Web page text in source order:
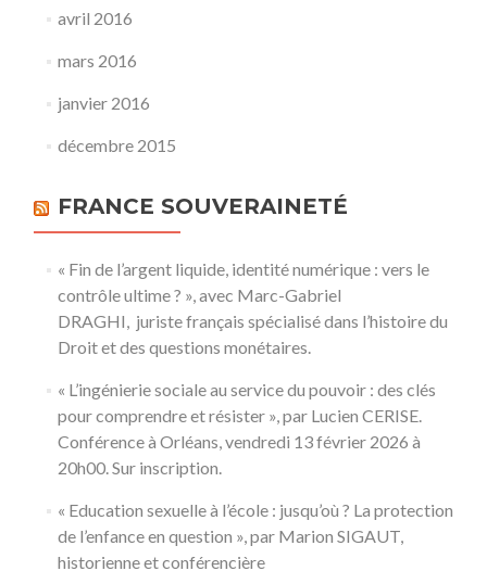
avril 2016
mars 2016
janvier 2016
décembre 2015
FRANCE SOUVERAINETÉ
« Fin de l’argent liquide, identité numérique : vers le
contrôle ultime ? », avec Marc-Gabriel
DRAGHI, juriste français spécialisé dans l’histoire du
Droit et des questions monétaires.
« L’ingénierie sociale au service du pouvoir : des clés
pour comprendre et résister », par Lucien CERISE.
Conférence à Orléans, vendredi 13 février 2026 à
20h00. Sur inscription.
« Education sexuelle à l’école : jusqu’où ? La protection
de l’enfance en question », par Marion SIGAUT,
historienne et conférencière